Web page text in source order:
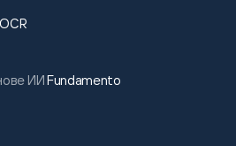
ИИFundamento